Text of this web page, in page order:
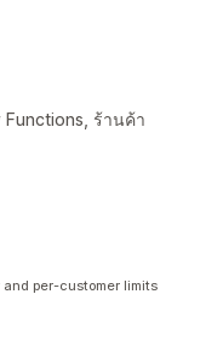
ร้านค้า
per-customer limits